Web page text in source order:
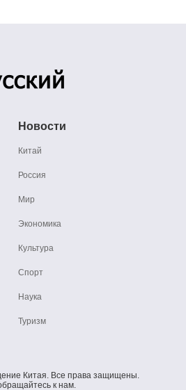
Новости
Китай
Россия
Мир
Экономика
Культура
Спорт
Наука
Туризм
Китая. Все права защищены.
к нам.